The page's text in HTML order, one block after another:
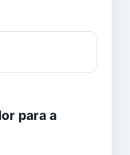
para a